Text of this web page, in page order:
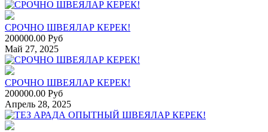
СРОЧНО ШВЕЯЛАР КЕРЕК!
200000.00 Руб
Май 27, 2025
СРОЧНО ШВЕЯЛАР КЕРЕК!
200000.00 Руб
Апрель 28, 2025